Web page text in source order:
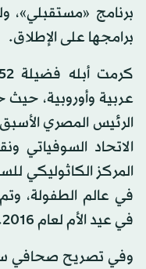
برنامج
برامجها على الإطلاق.
عربية وأوروبية،
الرئيس المصري
الاتحاد السوفياتي
المركز الكاثوليكي
في عالم الطفولة،
في عيد الأم لعام 2016.
وفي تصريح صحافي